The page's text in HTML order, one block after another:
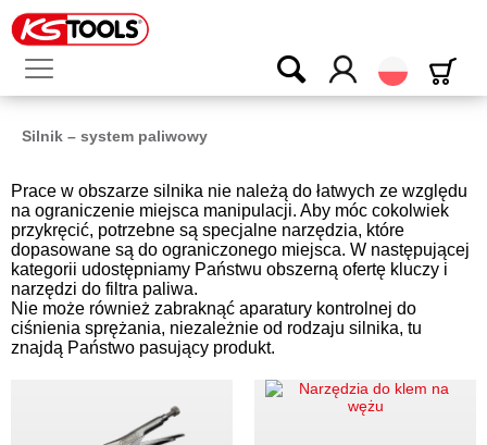
Polski
Silnik – system paliwowy
Prace w obszarze silnika nie należą do łatwych ze względu
na ograniczenie miejsca manipulacji. Aby móc cokolwiek
przykręcić, potrzebne są specjalne narzędzia, które
dopasowane są do ograniczonego miejsca. W następującej
kategorii udostępniamy Państwu obszerną ofertę kluczy i
narzędzi do filtra paliwa.
Nie może również zabraknąć aparatury kontrolnej do
ciśnienia sprężania, niezależnie od rodzaju silnika, tu
znajdą Państwo pasujący produkt.